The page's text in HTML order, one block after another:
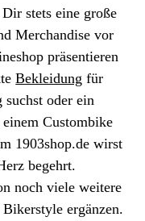
stets eine große
Merchandise vor
präsentieren
Bekleidung für
suchst oder ein
Custombike
1903shop.de wirst
begehrt.
noch viele weitere
ergänzen.